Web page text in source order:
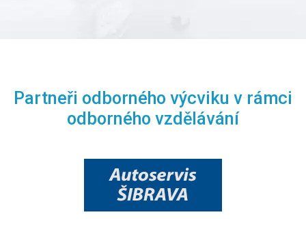
Partneři odborného výcviku v rámci
odborného vzdělávání